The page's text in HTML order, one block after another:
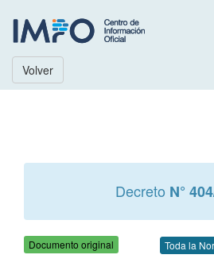
Volver
Decreto N°
Documento original Toda la